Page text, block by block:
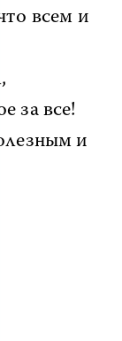
всем и
за все!
и